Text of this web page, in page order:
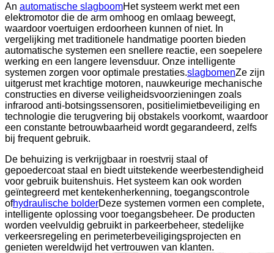
An automatische slagboomHet systeem werkt met een
elektromotor die de arm omhoog en omlaag beweegt,
waardoor voertuigen erdoorheen kunnen of niet. In
vergelijking met traditionele handmatige poorten bieden
automatische systemen een snellere reactie, een soepelere
werking en een langere levensduur. Onze intelligente
systemen zorgen voor optimale prestaties.slagbomenZe zijn
uitgerust met krachtige motoren, nauwkeurige mechanische
constructies en diverse veiligheidsvoorzieningen zoals
infrarood anti-botsingssensoren, positielimietbeveiliging en
technologie die terugvering bij obstakels voorkomt, waardoor
een constante betrouwbaarheid wordt gegarandeerd, zelfs
bij frequent gebruik.
De behuizing is verkrijgbaar in roestvrij staal of
gepoedercoat staal en biedt uitstekende weerbestendigheid
voor gebruik buitenshuis. Het systeem kan ook worden
geïntegreerd met kentekenherkenning, toegangscontrole
ofhydraulische bolderDeze systemen vormen een complete,
intelligente oplossing voor toegangsbeheer. De producten
worden veelvuldig gebruikt in parkeerbeheer, stedelijke
verkeersregeling en perimeterbeveiligingsprojecten en
genieten wereldwijd het vertrouwen van klanten.